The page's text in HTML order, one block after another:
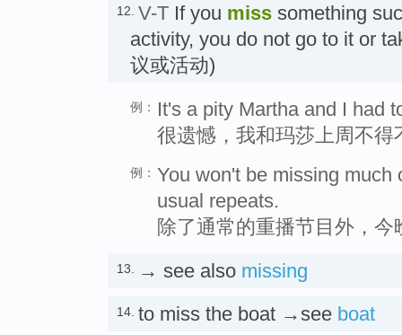
12. V-T If you miss something
activity, you do not go to it or
议或活动)
例：
It's a pity Martha and I had
很遗憾，我和玛莎上周不得
例： You won't be missing much
usual repeats.
除了通常的重播节目外，
13. → see also missing
14. to miss the boat →see boat